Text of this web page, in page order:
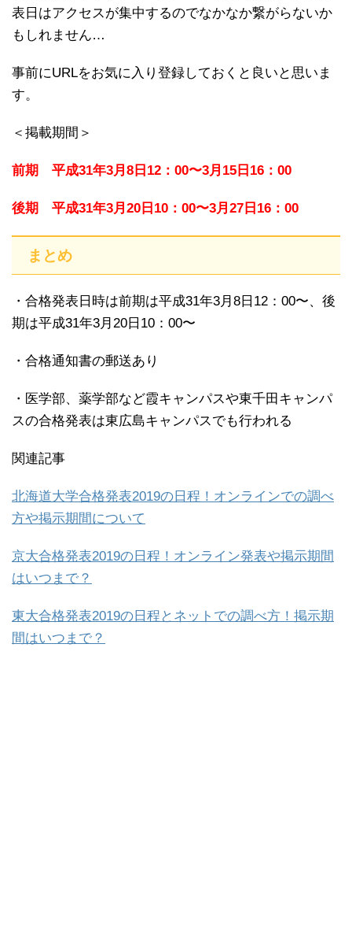
表日はアクセスが集中するのでなかなか繋がらないか
もしれません…
事前にURLをお気に入り登録しておくと良いと思いま
す。
＜掲載期間＞
前期 平成31年3月8日12：00〜3月15日16：00
後期 平成31年3月20日10：00〜3月27日16：00
まとめ
・合格発表日時は前期は平成31年3月8日12：00〜、後
期は平成31年3月20日10：00〜
・合格通知書の郵送あり
・医学部、薬学部など霞キャンパスや東千田キャンパ
スの合格発表は東広島キャンパスでも行われる
関連記事
北海道大学合格発表2019の日程！オンラインでの調べ
方や掲示期間について
京大合格発表2019の日程！オンライン発表や掲示期間
はいつまで？
東大合格発表2019の日程とネットでの調べ方！掲示期
間はいつまで？